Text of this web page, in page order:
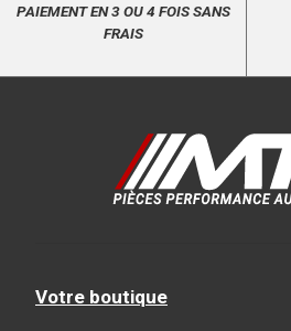
PAIEMENT EN 3 OU 4 FOIS SANS
FRAIS
Votre boutique